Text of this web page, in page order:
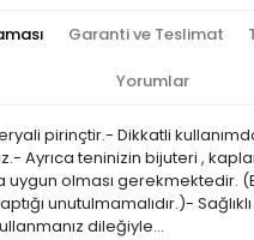
Garanti ve Teslimat
Yorumlar
pirinçtir.- Dikkatli
Ayrıca teninizin bijuteri ,
uygun olması gerekmektedir.
unutulmamalıdır.)-
dileğiyle…